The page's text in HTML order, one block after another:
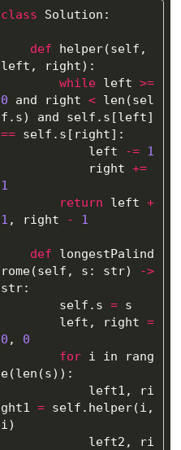
class Solution :
def helper(self ,
left , right):
while left
>=
0
and right < len (sel
f . s) and self . s [left]
== self . s [ right]:
left
-= 1
right
+=
1
return
left
+
1 , right - 1
def
longestPalind
rome(self , s : str)
->
str:
self . s = s
left , right
=
0 ,
0
for i in
rang
e(len (s)):
left1 ,
ri
ght1
= self . helper(i ,
i )
left2 ,
ri